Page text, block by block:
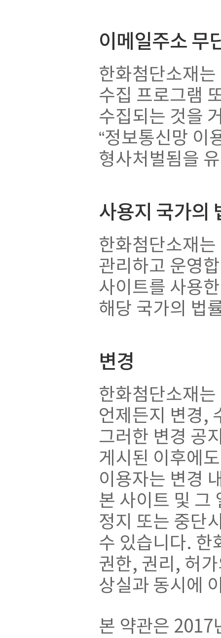
이메일주소 무
한화첨단소재
수집 프로그램
수집되는 것을
“정보통신망 이
형사처벌됨을
사용지 국가의
한화첨단소재
관리하고 운영
사이트를 사용
해당 국가의 법
변경
한화첨단소재
언제든지 변경,
그러한 변경 공
게시된 이후에
이용자는 변경
본 사이트 및 그
정지 또는 중단
수 있습니다. 한
권한, 권리, 허
상실과 동시에
본 약관은 2017